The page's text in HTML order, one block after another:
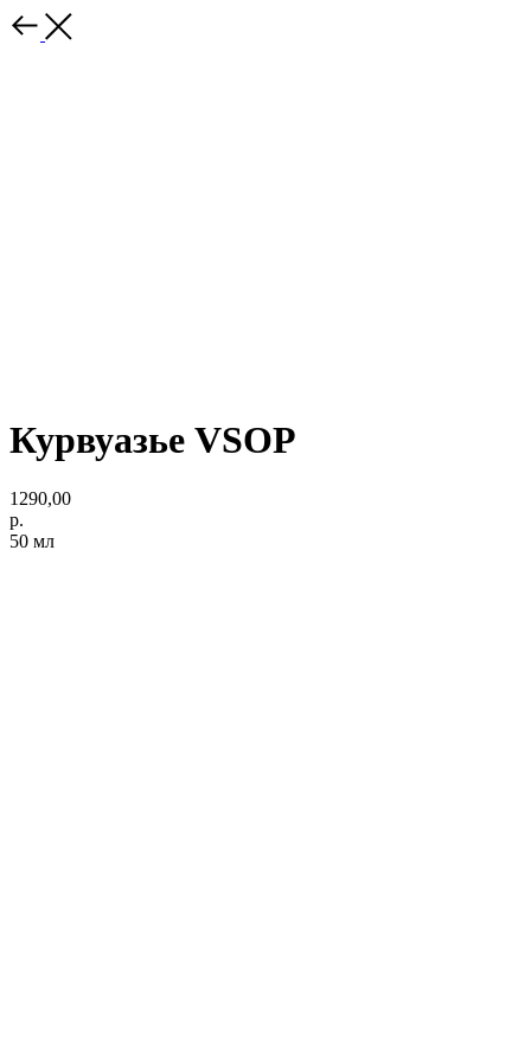
Курвуазье VSOP
1290,00
р.
50 мл